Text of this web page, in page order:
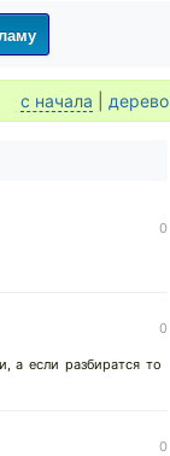
с начала дерево
0
0
а если разбиратся то
0